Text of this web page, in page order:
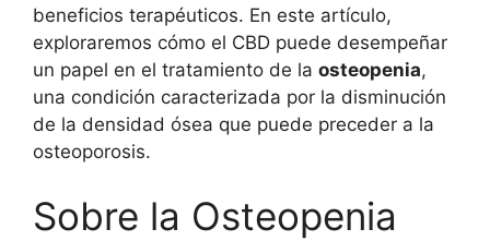
beneficios terapéuticos. En este artículo,
exploraremos cómo el CBD puede desempeñar
un papel en el tratamiento de la osteopenia,
una condición caracterizada por la disminución
de la densidad ósea que puede preceder a la
osteoporosis.
Sobre la Osteopenia